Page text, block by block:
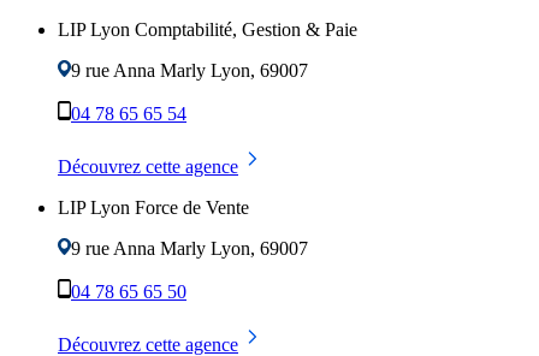
LIP Lyon Comptabilité, Gestion & Paie
9 rue Anna Marly Lyon, 69007
04 78 65 65 54
Découvrez cette agence
LIP Lyon Force de Vente
9 rue Anna Marly Lyon, 69007
04 78 65 65 50
Découvrez cette agence